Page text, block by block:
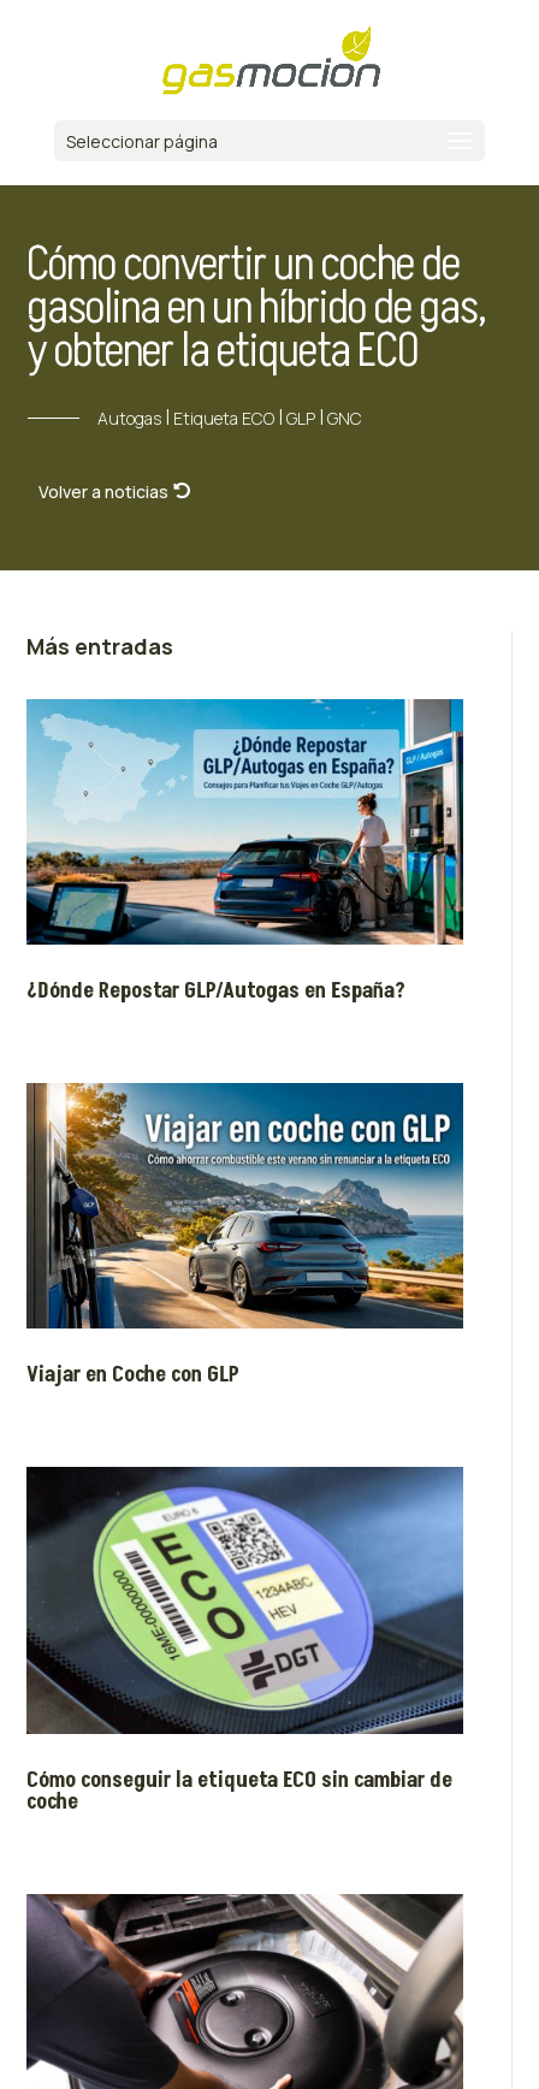
Seleccionar página
Cómo convertir un coche de
gasolina en un híbrido de gas,
y obtener la etiqueta ECO
Autogas| Etiqueta ECO| GLP| GNC
Volver a noticias
Más entradas
¿Dónde Repostar GLP/Autogas en España?
Viajar en Coche con GLP
Cómo conseguir la etiqueta ECO sin cambiar de
coche